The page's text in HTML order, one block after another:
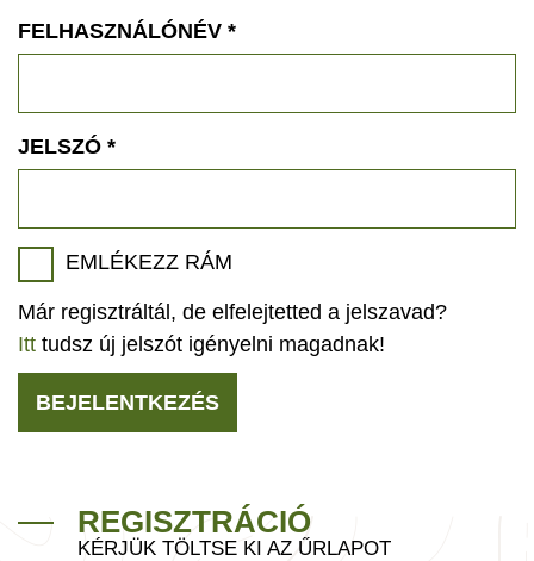
ÖKOTURIZMUS
GEOPARKOK
FELHASZNÁLÓNÉV *
JELSZÓ *
EMLÉKEZZ RÁM
Már regisztráltál, de elfelejtetted a jelszavad?
Itt tudsz új jelszót igényelni magadnak!
BEJELENTKEZÉS
REGISZTRÁCIÓ
KÉRJÜK TÖLTSE KI AZ ŰRLAPOT